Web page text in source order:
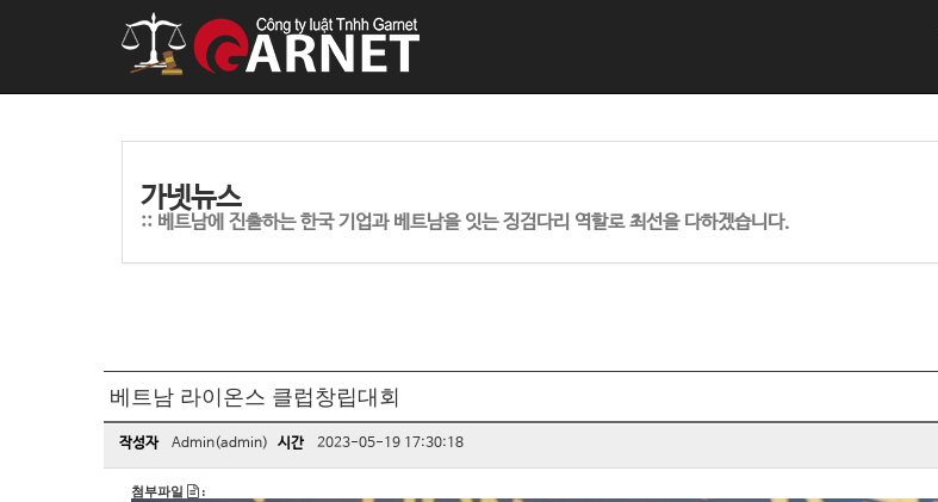
가넷뉴스
:: 베트남에 진출하는 한국 기업과 베트남을 잇는 징검다리 역할로 최선을 다하겠습니다.
베트남 라이온스 클럽창립대회
작성자 Admin(admin) 시간 2023-05-19 17:30:18
첨부파일 :